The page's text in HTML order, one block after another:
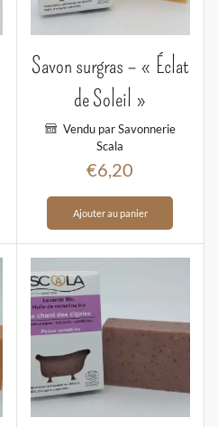
Savon surgras – « Éclat
de Soleil »
Vendu par Savonnerie
Scala
€6,20
Ajouter au panier